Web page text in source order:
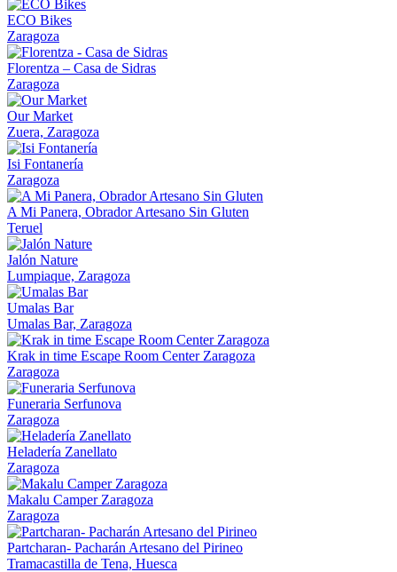
ECO Bikes
Zaragoza
Florentza – Casa de Sidras
Zaragoza
Our Market
Zuera, Zaragoza
Isi Fontanería
Zaragoza
A Mi Panera, Obrador Artesano Sin Gluten
Teruel
Jalón Nature
Lumpiaque, Zaragoza
Umalas Bar
Umalas Bar, Zaragoza
Krak in time Escape Room Center Zaragoza
Zaragoza
Funeraria Serfunova
Zaragoza
Heladería Zanellato
Zaragoza
Makalu Camper Zaragoza
Zaragoza
Partcharan- Pacharán Artesano del Pirineo
Tramacastilla de Tena, Huesca